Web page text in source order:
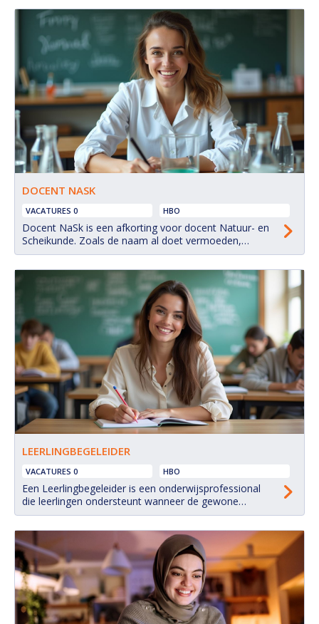
medewerkers: van sollicitatie en indiensttreding tot
personeelsadministratie, contracten, verlof, verzuim,
opleiding, arbeidsvoorwaarden en uitdiensttreding. De
HR-medewerker is vaak...
DOCENT NASK
VACATURES 0 HBO
Docent NaSk is een afkorting voor docent Natuur- en
Scheikunde. Zoals de naam al doet vermoeden,
combineert deze docent beide vakgebieden in zijn of
haar lessen. Het is een veelvoorkomende combinatie,
vooral in de onderbouw van het voortgezet onderwijs
(vmbo, havo, vwo).
LEERLINGBEGELEIDER
VACATURES 0 HBO
Een Leerlingbegeleider is een onderwijsprofessional
die leerlingen ondersteunt wanneer de gewone
begeleiding door een docent of mentor niet voldoende
is. De ondersteuning kan gericht zijn op leren en
plannen, maar ook op gedrag, emoties, motivatie,
verzuim, problemen thuis of deelname aan de lessen.
De Leerlingbegeleider werkt meestal met leerlingen die
tijdelijk...